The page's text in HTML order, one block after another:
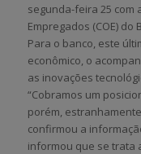
segunda-feira 25 com
Empregados (COE)
Para o banco, este
econômico, o
as inovações
“Cobramos um
porém,
confirmou a
informou que se trata